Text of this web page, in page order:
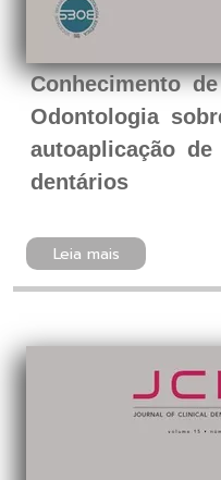
Conhecimento
Odontologia
autoaplicação
dentários
Leia mais